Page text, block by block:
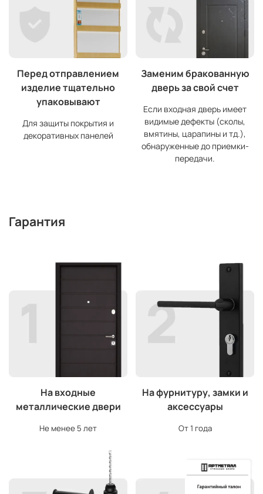
Перед отправлением
изделие тщательно
упаковывают
Для защиты покрытия и
декоративных панелей
Заменим бракованную
дверь за свой счет
Если входная дверь имеет
видимые дефекты (сколы,
вмятины, царапины и тд.),
обнаруженные до приемки-
передачи.
Гарантия
На входные
металлические двери
Не менее 5 лет
На фурнитуру, замки и
аксессуары
От 1 года